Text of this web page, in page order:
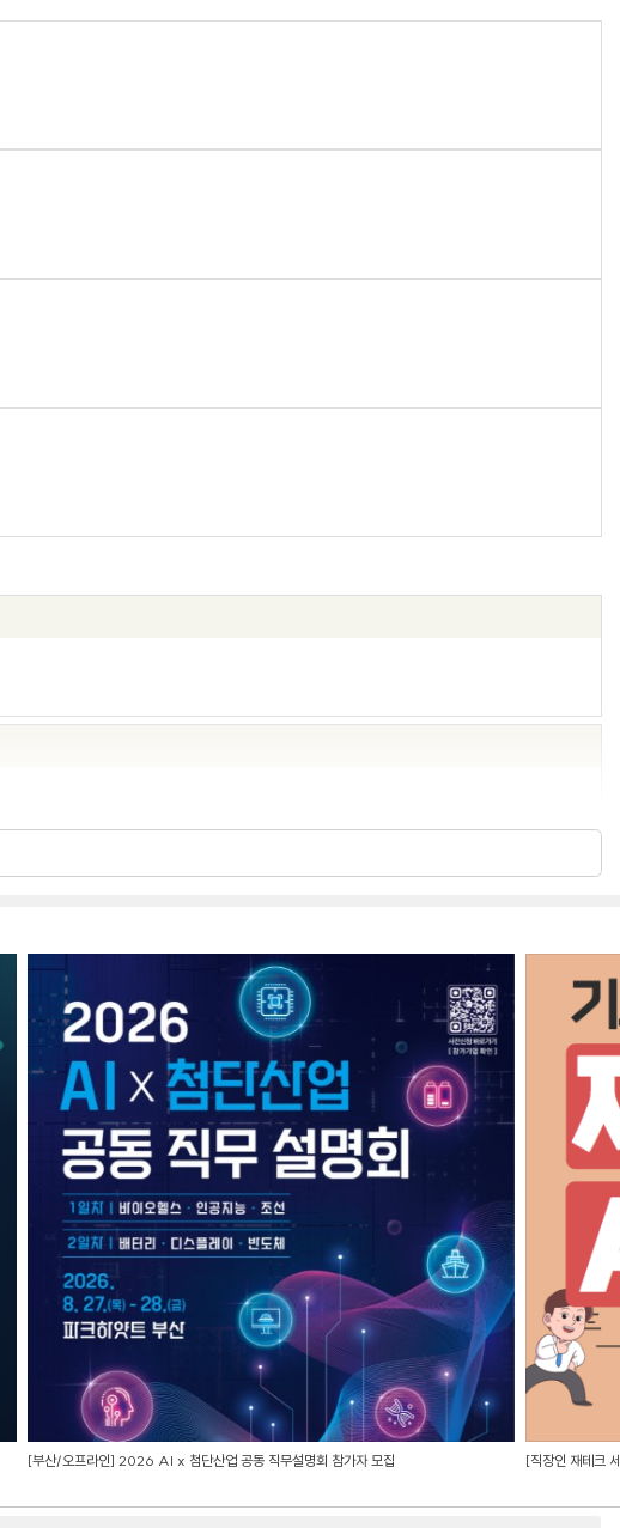
[부산/오프라인] 2026 AI x 첨단산업 공동 직무설명회 참가자 모집 [직장인 재테크